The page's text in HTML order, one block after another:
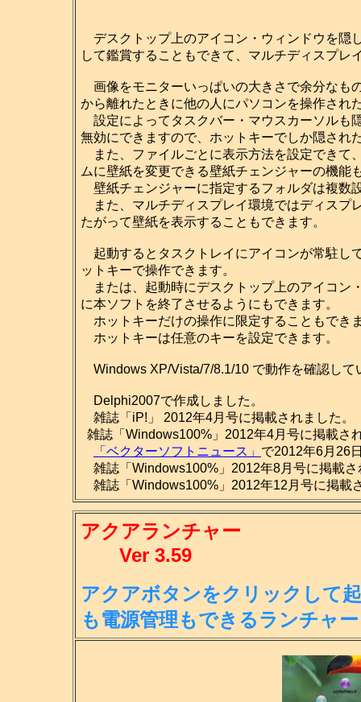
デスクトップ上のアイコン・ウィンドウを隠
して鑑賞することもできて、マルチディスプ
画像をモニターいっぱいの大きさで余分なも
から離れたときに他の人にパソコンを操作され
設定によってタスクバー・マウスカーソルも
無効にできますので、ホットキーでしか隠され
また、ファイルごとに表示方法を設定できて
ムに壁紙を変更できる壁紙チェンジャーの機能
壁紙チェンジャーに指定するフォルダは複数
また、マルチディスプレイ環境ではディスプ
たがって壁紙を表示することもできます。
起動するとタスクトレイにアイコンが常駐し
ットキーで操作できます。
または、起動時にデスクトップ上のアイコン
に本ソフトを終了させるようにもできます。
ホットキーだけの操作に限定することもでき
ホットキーは任意のキーを設定できます。
Windows XP/Vista/7/8.1/10 で動作を確認して
Delphi2007で作成しました。
雑誌「iP!」 2012年4月号に掲載されました。
雑誌「Windows100%」2012年4月号に掲載さ
「ベクターソフトニュース」 で2012年6月26
雑誌「Windows100%」2012年8月号に掲載さ
雑誌「Windows100%」2012年12月号に掲載
アクアランチャー
Ver 3.59
アクアボタンをクリックして
も電源管理もできるランチャー